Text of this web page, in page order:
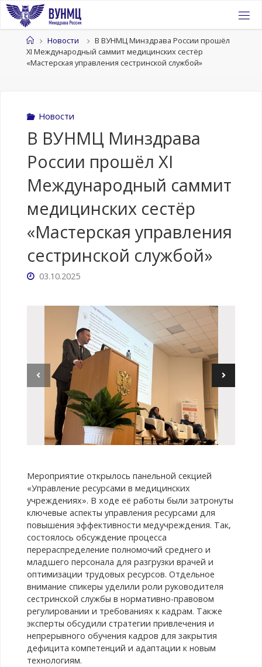
Перейти
содержимому
ГлавнаяНовости
В ВУНМЦ Минздрава России прошёл
XI Международный саммит медицинских сестёр
«Мастерская управления сестринской службой»
Новости
В ВУНМЦ Минздрава
России прошёл XI
Международный саммит
медицинских сестёр
«Мастерская управления
сестринской службой»
03.10.2025
Мероприятие открылось панельной секцией
«Управление ресурсами в медицинских
учреждениях». В ходе её работы были затронуты
ключевые аспекты управления ресурсами для
повышения эффективности медучреждения. Так,
состоялось обсуждение процесса
перераспределение полномочий среднего и
младшего персонала для разгрузки врачей и
оптимизации трудовых ресурсов. Отдельное
внимание спикеры уделили роли руководителя
сестринской службы в нормативно-правовом
регулировании и требованиях к кадрам. Также
эксперты обсудили стратегии привлечения и
непрерывного обучения кадров для закрытия
дефицита компетенций и адаптации к новым
технологиям.